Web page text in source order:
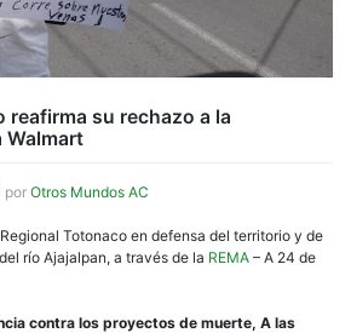
reafirma su rechazo a la
Walmart
por Otros Mundos AC
Totonaco en defensa del territorio y de
río Ajajalpan, a través de la REMA – A 24 de
contra los proyectos de muerte, A las